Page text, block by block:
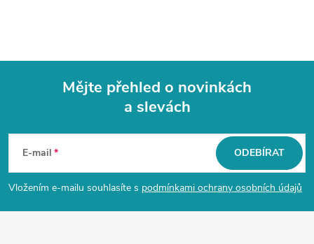
p
a
Mějte přehled o novinkách
a slevách
E-mail
Vložením e-mailu souhlasíte s podmínkami ochrany osobních údajů
ODEBÍRAT